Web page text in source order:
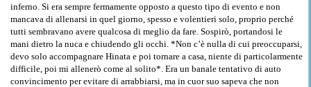
inferno. Si era sempre fermamente opposto a questo tipo di evento e non
mancava di allenarsi in quel giorno, spesso e volentieri solo, proprio perché
tutti sembravano avere qualcosa di meglio da fare. Sospirò, portandosi le
mani dietro la nuca e chiudendo gli occhi. *Non c’è nulla di cui preoccuparsi,
devo solo accompagnare Hinata e poi tornare a casa, niente di particolarmente
difficile, poi mi allenerò come al solito*. Era un banale tentativo di auto
convincimento per evitare di arrabbiarsi, ma in cuor suo sapeva che non